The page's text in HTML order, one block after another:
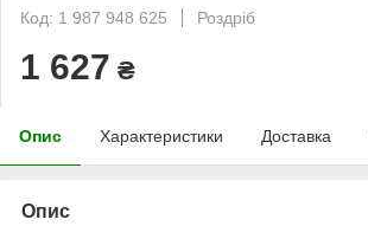
Код: 1 987 948 625
Роздріб
1 627 ₴
Опис Характеристики Доставка
Опис